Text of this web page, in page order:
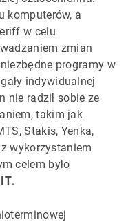
komputerów, a
w celu
zmian
programy w
indywidualnej
nie radził sobie ze
takim jak
Stakis, Yenka,
wykorzystaniem
celem było
.